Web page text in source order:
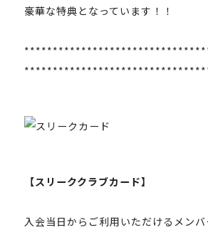
豪華な特典となっています！！
【スリーククラブカード】
入会当日からご利用いただけるメンバ